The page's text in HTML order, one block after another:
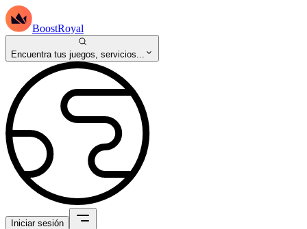
BoostRoyal
Encuentra tus juegos, servicios...
Iniciar sesión